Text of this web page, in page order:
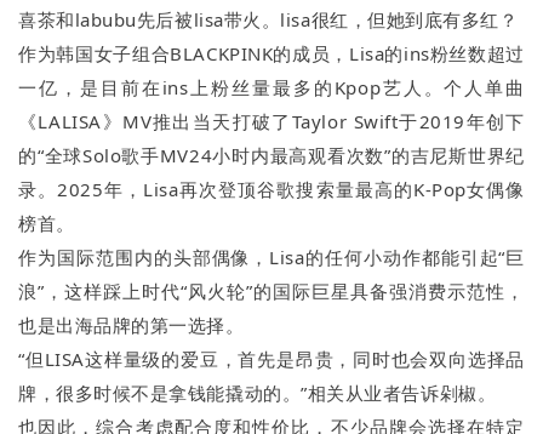
喜茶和labubu先后被lisa带火。lisa很红，但她到底有多红？
作为韩国女子组合BLACKPINK的成员，Lisa的ins粉丝数超过
一亿，是目前在ins上粉丝量最多的Kpop艺人。个人单曲
《LALISA》MV推出当天打破了Taylor Swift于2019年创下
的“全球Solo歌手MV24小时内最高观看次数”的吉尼斯世界纪
录。2025年，Lisa再次登顶谷歌搜索量最高的K-Pop女偶像
榜首。
作为国际范围内的头部偶像，Lisa的任何小动作都能引起“巨
浪”，这样踩上时代“风火轮”的国际巨星具备强消费示范性，
也是出海品牌的第一选择。
“但LISA这样量级的爱豆，首先是昂贵，同时也会双向选择品
牌，很多时候不是拿钱能撬动的。”相关从业者告诉剁椒。
也因此，综合考虑配合度和性价比，不少品牌会选择在特定